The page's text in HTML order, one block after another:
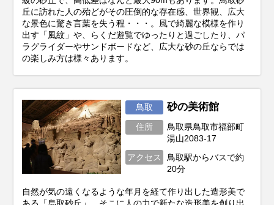
丘に訪れた人の殆どがその圧倒的な存在感、世界観、広大
な景色に驚き言葉を失う程・・・。風で綺麗な模様を作り
出す「風紋」や、らくだ遊覧でゆったりと過ごしたり、パ
ラグライダーやサンドボードなど、広大な砂の丘ならでは
の楽しみ方は様々あります。
鳥取 砂の美術館
住所
鳥取県鳥取市福部町
湯山2083-17
アクセス
鳥取駅からバスで約
20分
自然が気の遠くなるような年月を経て作り出した造形美で
ある「烏取砂丘」。そこに人の力で新たな造形美を創り出